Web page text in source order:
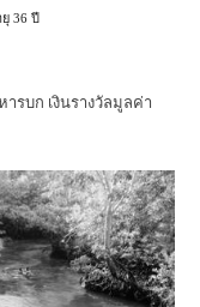
36 ปี
รบก เงินรางวัลมูลค่า